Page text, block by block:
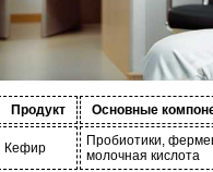
Продукт Основные
Кефир
Пробиотики,
молочная кислота